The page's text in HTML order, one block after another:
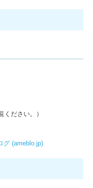
ださい。）
グ (ameblo.jp)